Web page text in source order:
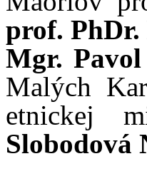
prof. PhDr.
Mgr.
Malých
etnickej
Slobodová